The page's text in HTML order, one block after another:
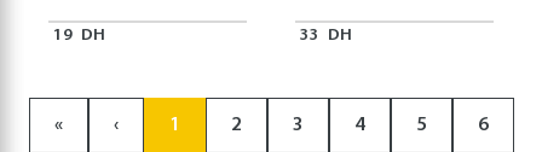
19 DH 33 DH
« ‹ 1 2 3 4 5 6